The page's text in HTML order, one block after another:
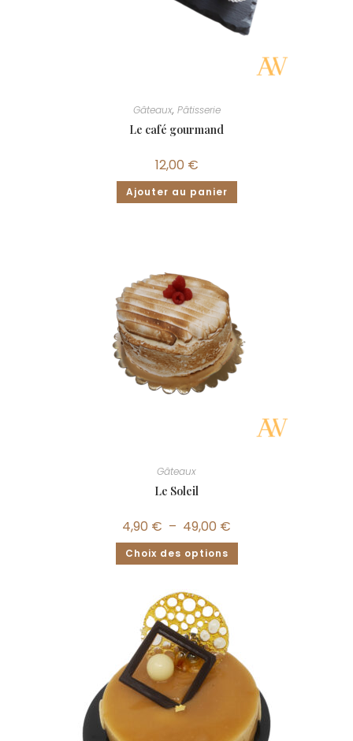
Gâteaux, Pâtisserie
Le café gourmand
12,00 €
Ajouter au panier
Gâteaux
Le Soleil
4,90 € – 49,00 €
Choix des options